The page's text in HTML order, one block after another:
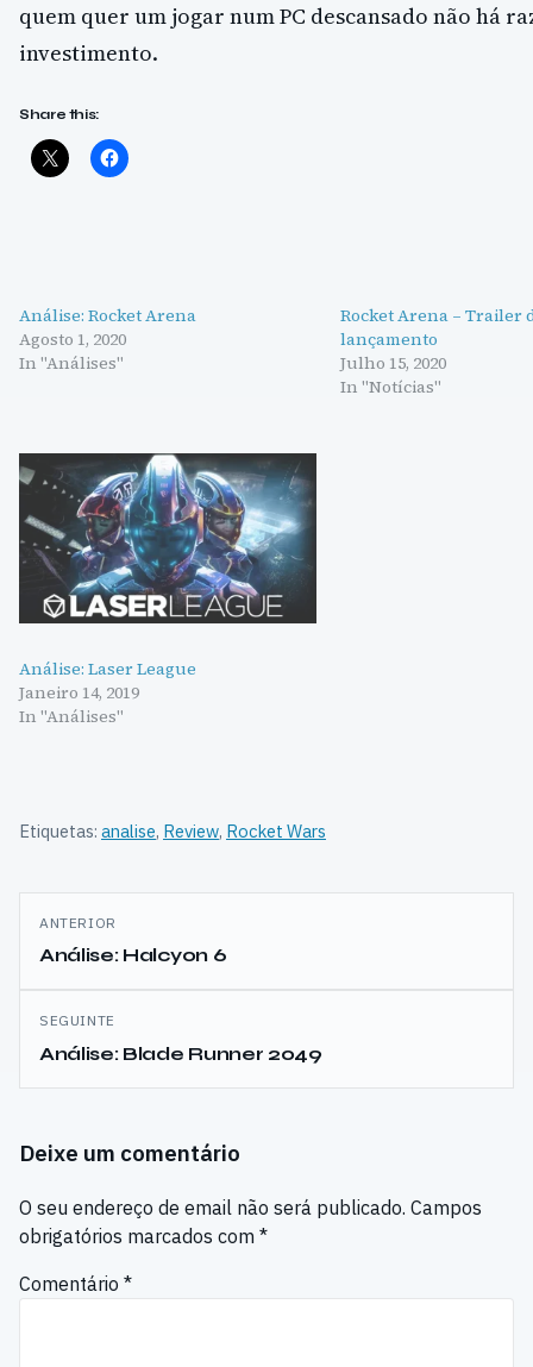
quem quer um jogar num PC descansado não há
investimento.
Share this:
Análise: Rocket Arena
Agosto 1, 2020
In "Análises"
Rocket Arena – Trailer
lançamento
Julho 15, 2020
In "Notícias"
Análise: Laser League
Janeiro 14, 2019
In "Análises"
Etiquetas: analise, Review, Rocket Wars
Navegação
de
artigos
ANTERIOR
Análise: Halcyon 6
SEGUINTE
Análise: Blade Runner 2049
Deixe um comentário
O seu endereço de email não será publicado. Campos
obrigatórios marcados com *
Comentário *